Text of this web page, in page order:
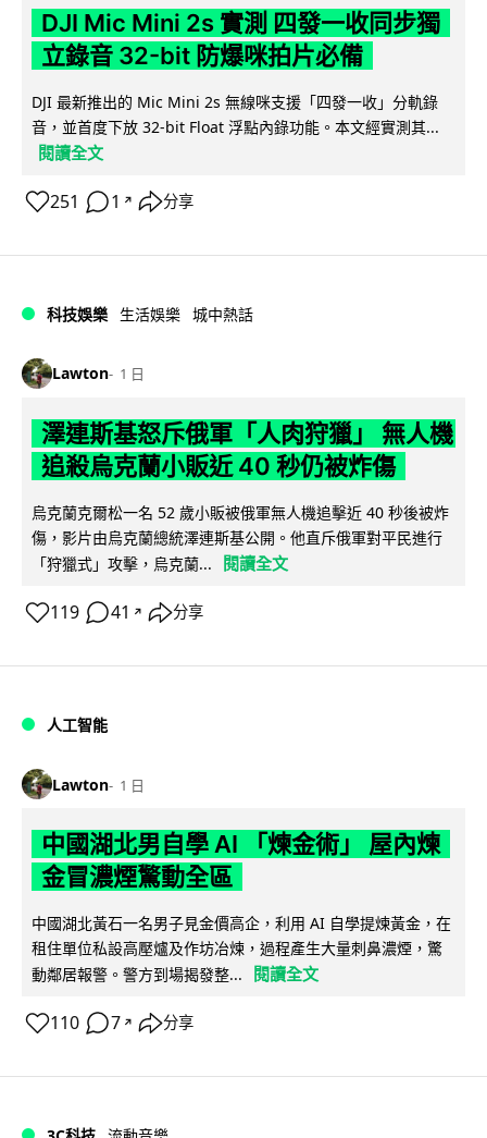
DJI Mic Mini 2s 實測 四發一收同步獨
立錄音 32-bit 防爆咪拍片必備
DJI 最新推出的 Mic Mini 2s 無線咪支援「四發一收」分軌錄
音，並首度下放 32-bit Float 浮點內錄功能。本文經實測其...
閱讀全文
251 1 ↗ 分享
科技娛樂 生活娛樂 城中熱話
Lawton 1 日
澤連斯基怒斥俄軍「人肉狩獵」 無人機
追殺烏克蘭小販近 40 秒仍被炸傷
烏克蘭克爾松一名 52 歲小販被俄軍無人機追擊近 40 秒後被炸
傷，影片由烏克蘭總統澤連斯基公開。他直斥俄軍對平民進行
「狩獵式」攻擊，烏克蘭...
閱讀全文
119 41 ↗ 分享
人工智能
Lawton 1 日
中國湖北男自學 AI 「煉金術」 屋內煉
金冒濃煙驚動全區
中國湖北黃石一名男子見金價高企，利用 AI 自學提煉黃金，在
租住單位私設高壓爐及作坊冶煉，過程產生大量刺鼻濃煙，驚
動鄰居報警。警方到場揭發整...
閱讀全文
110 7 ↗ 分享